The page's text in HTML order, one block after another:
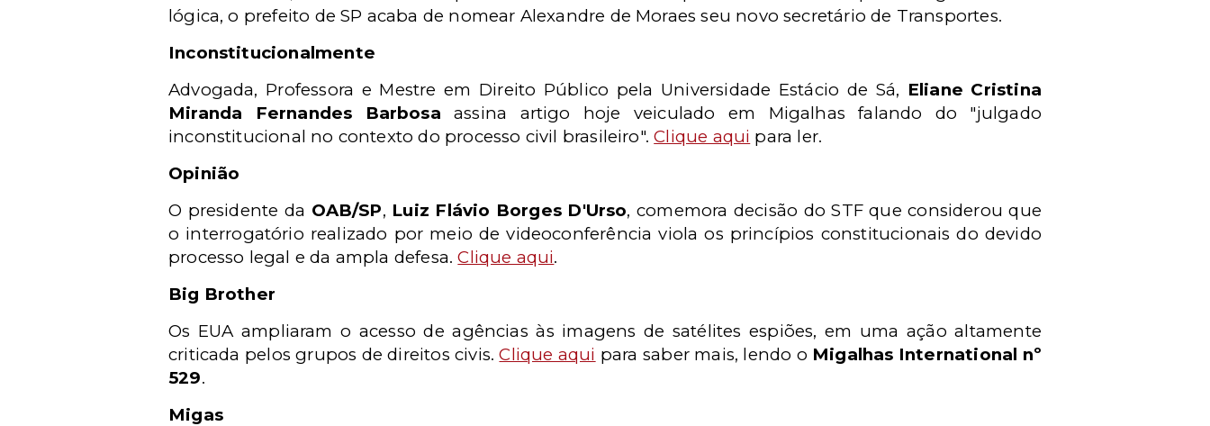
lógica, o prefeito de SP acaba de nomear Alexandre de Moraes seu novo secretário de Transportes.
Inconstitucionalmente
Advogada, Professora e Mestre em Direito Público pela Universidade Estácio de Sá, Eliane Cristina
Miranda Fernandes Barbosaassina artigo hoje veiculado em Migalhas falando do "julgado
inconstitucional no contexto do processo civil brasileiro".Clique aqui para ler.
Opinião
O presidente da OAB/SP, Luiz Flávio Borges D'Urso, comemora decisão do STF que considerou que
o interrogatório realizado por meio de videoconferência viola os princípios constitucionais do devido
processo legal e da ampla defesa.Clique aqui.
Big Brother
Os EUA ampliaram o acesso de agências às imagens de satélites espiões, em uma ação altamente
criticada pelos grupos de direitos civis.Clique aqui para saber mais, lendo o Migalhas International nº
529.
Migas